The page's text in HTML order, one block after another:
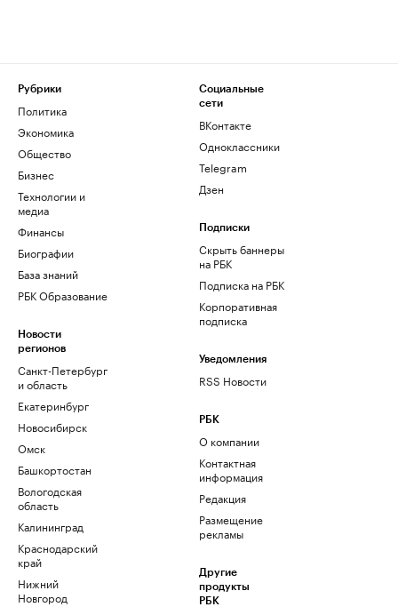
Рубрики
Политика
Экономика
Общество
Бизнес
Технологии и
медиа
Финансы
Биографии
База знаний
РБК Образование
Новости
регионов
Санкт-Петербург
и область
Екатеринбург
Новосибирск
Омск
Башкортостан
Вологодская
область
Калининград
Краснодарский
край
Нижний
Новгород
Социальные
сети
ВКонтакте
Одноклассники
Telegram
Дзен
Подписки
Скрыть баннеры
на РБК
Подписка на РБК
Корпоративная
подписка
Уведомления
RSS Новости
РБК
О компании
Контактная
информация
Редакция
Размещение
рекламы
Другие
продукты
РБК